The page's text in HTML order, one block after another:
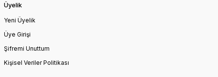
Üyelik
Yeni Üyelik
Üye Girişi
Şifremi Unuttum
Kişisel Veriler Politikası